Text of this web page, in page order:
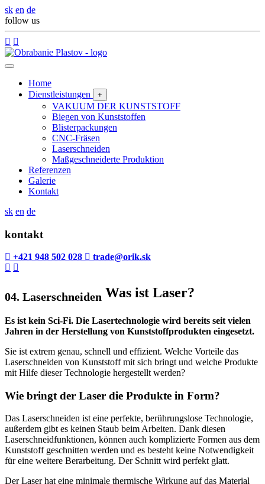
sk en de
follow us
Home
Dienstleistungen
+
VAKUUM DER KUNSTSTOFF
Biegen von Kunststoffen
Blisterpackungen
CNC-Fräsen
Laserschneiden
Maßgeschneiderte Produktion
Referenzen
Galerie
Kontakt
sk en de
kontakt
+421 948 502 028 trade@orik.sk
04. Laserschneiden Was ist Laser?
Es ist kein Sci-Fi. Die Lasertechnologie wird bereits seit vielen
Jahren in der Herstellung von Kunststoffprodukten eingesetzt.
Sie ist extrem genau, schnell und effizient. Welche Vorteile das
Laserschneiden von Kunststoff mit sich bringt und welche Produkte
mit Hilfe dieser Technologie hergestellt werden?
Wie bringt der Laser die Produkte in Form?
Das Laserschneiden ist eine perfekte, berührungslose Technologie,
außerdem gibt es keinen Staub beim Arbeiten. Dank diesen
Laserschneidfunktionen, können auch komplizierte Formen aus dem
Kunststoff geschnitten werden und es besteht keine Notwendigkeit
für eine weitere Berarbeitung. Der Schnitt wird perfekt glatt.
Der Laser hat eine minimale thermische Wirkung auf das Material